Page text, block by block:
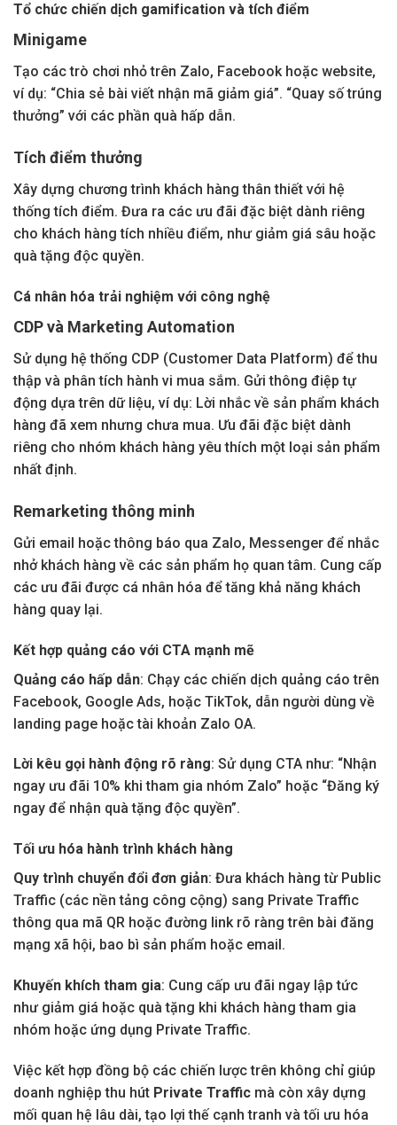
Tổ chức chiến dịch gamification và tích điểm
Minigame
Tạo các trò chơi nhỏ trên Zalo, Facebook hoặc website,
ví dụ: “Chia sẻ bài viết nhận mã giảm giá”. “Quay số trúng
thưởng” với các phần quà hấp dẫn.
Tích điểm thưởng
Xây dựng chương trình khách hàng thân thiết với hệ
thống tích điểm. Đưa ra các ưu đãi đặc biệt dành riêng
cho khách hàng tích nhiều điểm, như giảm giá sâu hoặc
quà tặng độc quyền.
Cá nhân hóa trải nghiệm với công nghệ
CDP và Marketing Automation
Sử dụng hệ thống CDP (Customer Data Platform) để thu
thập và phân tích hành vi mua sắm. Gửi thông điệp tự
động dựa trên dữ liệu, ví dụ: Lời nhắc về sản phẩm khách
hàng đã xem nhưng chưa mua. Ưu đãi đặc biệt dành
riêng cho nhóm khách hàng yêu thích một loại sản phẩm
nhất định.
Remarketing thông minh
Gửi email hoặc thông báo qua Zalo, Messenger để nhắc
nhở khách hàng về các sản phẩm họ quan tâm. Cung cấp
các ưu đãi được cá nhân hóa để tăng khả năng khách
hàng quay lại.
Kết hợp quảng cáo với CTA mạnh mẽ
Quảng cáo hấp dẫn: Chạy các chiến dịch quảng cáo trên
Facebook, Google Ads, hoặc TikTok, dẫn người dùng về
landing page hoặc tài khoản Zalo OA.
Lời kêu gọi hành động rõ ràng: Sử dụng CTA như: “Nhận
ngay ưu đãi 10% khi tham gia nhóm Zalo” hoặc “Đăng ký
ngay để nhận quà tặng độc quyền”.
Tối ưu hóa hành trình khách hàng
Quy trình chuyển đổi đơn giản: Đưa khách hàng từ Public
Traffic (các nền tảng công cộng) sang Private Traffic
thông qua mã QR hoặc đường link rõ ràng trên bài đăng
mạng xã hội, bao bì sản phẩm hoặc email.
Khuyến khích tham gia: Cung cấp ưu đãi ngay lập tức
như giảm giá hoặc quà tặng khi khách hàng tham gia
nhóm hoặc ứng dụng Private Traffic.
Việc kết hợp đồng bộ các chiến lược trên không chỉ giúp
doanh nghiệp thu hút Private Traffic mà còn xây dựng
mối quan hệ lâu dài, tạo lợi thế cạnh tranh và tối ưu hóa